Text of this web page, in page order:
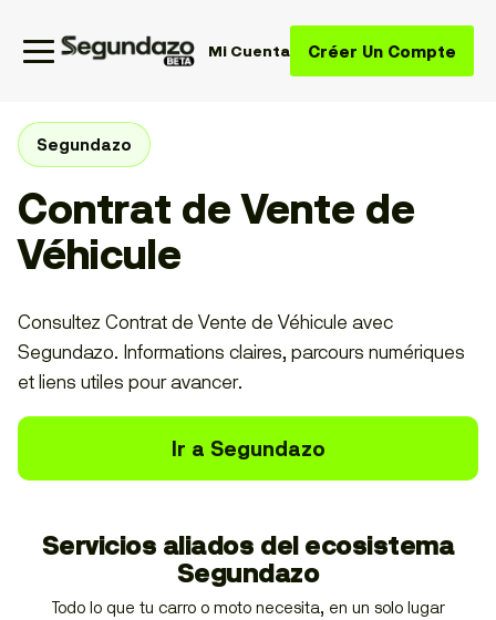
Mi Cuenta Créer Un Compte
Segundazo
Contrat de Vente de
Véhicule
Consultez Contrat de Vente de Véhicule avec
Segundazo. Informations claires, parcours numériques
et liens utiles pour avancer.
Ir a Segundazo
Servicios aliados del ecosistema
Segundazo
Todo lo que tu carro o moto necesita, en un solo lugar